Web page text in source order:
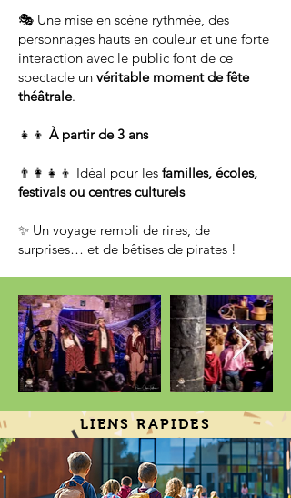
🎭 Une mise en scène rythmée, des
personnages hauts en couleur et une forte
interaction avec le public font de ce
spectacle un véritable moment de fête
théâtrale.
👧👦 À partir de 3 ans
👨‍👩‍👧‍👦 Idéal pour les familles, écoles,
festivals ou centres culturels
✨ Un voyage rempli de rires, de
surprises… et de bêtises de pirates !
LIENS RAPIDES